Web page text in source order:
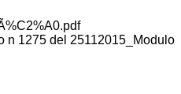
n 1275 del 25112015_Modulo